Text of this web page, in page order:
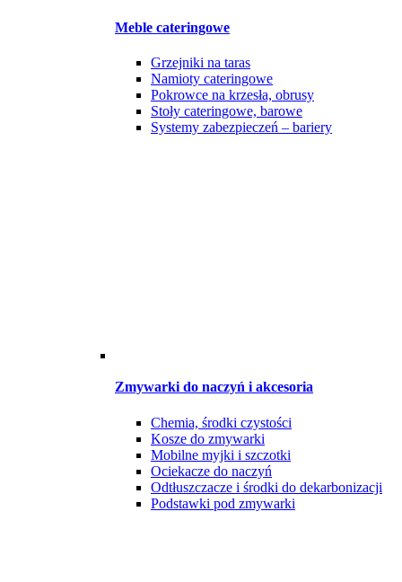
Meble cateringowe
Grzejniki na taras
Namioty cateringowe
Pokrowce na krzesła, obrusy
Stoły cateringowe, barowe
Systemy zabezpieczeń – bariery
Zmywarki do naczyń i akcesoria
Chemia, środki czystości
Kosze do zmywarki
Mobilne myjki i szczotki
Ociekacze do naczyń
Odtłuszczacze i środki do dekarbonizacji
Podstawki pod zmywarki